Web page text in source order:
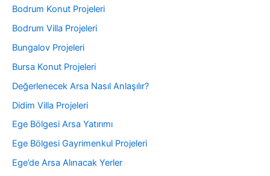
Bodrum Konut Projeleri
Bodrum Villa Projeleri
Bungalov Projeleri
Bursa Konut Projeleri
Değerlenecek Arsa Nasıl Anlaşılır?
Didim Villa Projeleri
Ege Bölgesi Arsa Yatırımı
Ege Bölgesi Gayrimenkul Projeleri
Ege’de Arsa Alınacak Yerler